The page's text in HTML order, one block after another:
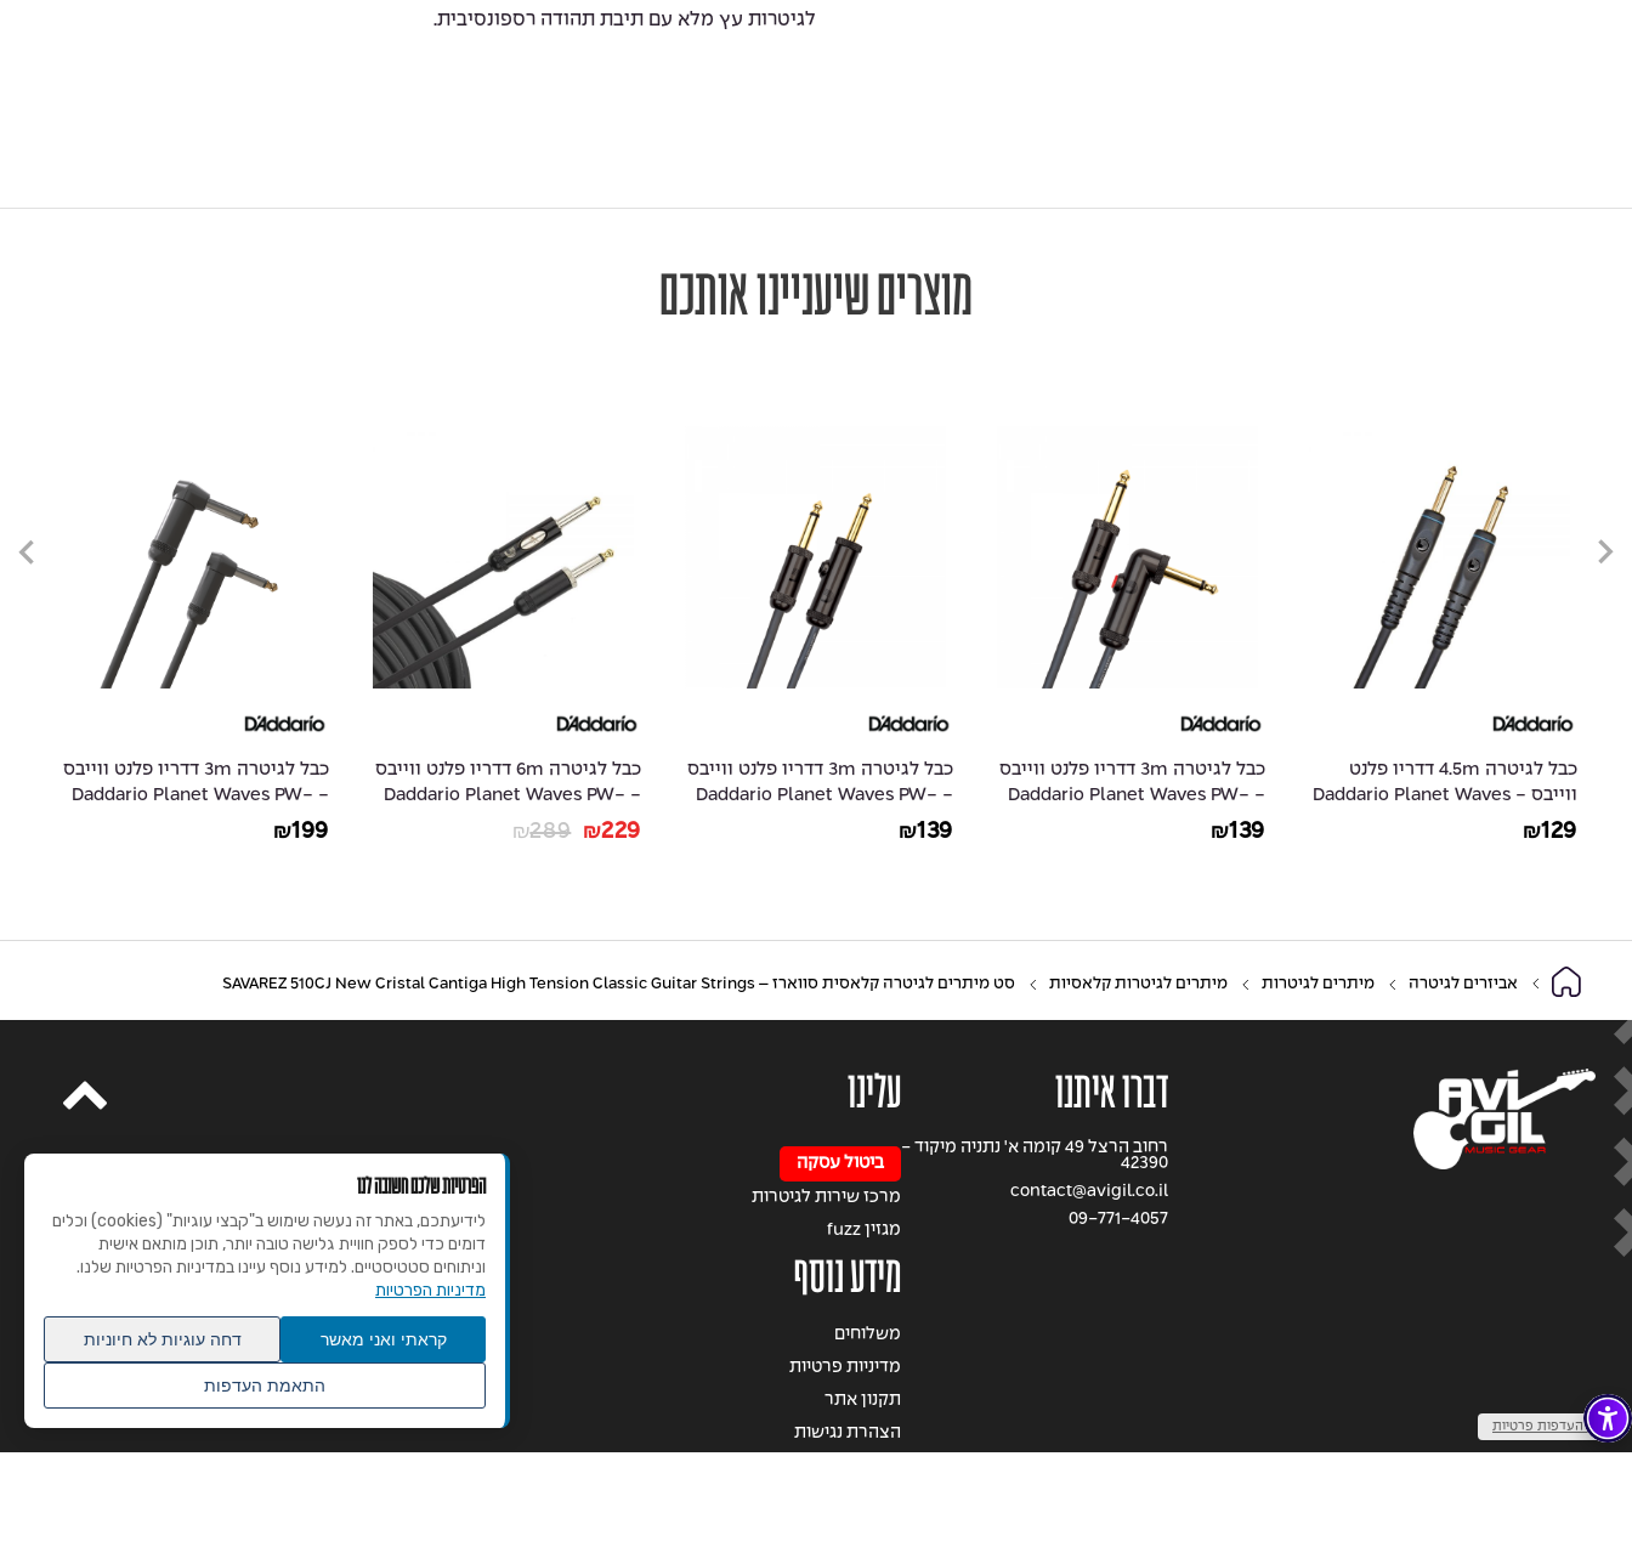
לגיטרות עץ מלא עם תיבת תהודה רספונסיבית.
מוצרים שיעניינו אותכם
כבל לגיטרה 4.5m דדריו פלנט
ווייבס - Daddario Planet Waves
PW-G-15
₪129
כבל לגיטרה 3m דדריו פלנט ווייבס
- Daddario Planet Waves PW-
AGLRA-10
₪139
כבל לגיטרה 3m דדריו פלנט ווייבס
- Daddario Planet Waves PW-
AGL-10
₪139
כבל לגיטרה 6m דדריו פלנט ווייבס
- Daddario Planet Waves PW-
AMSK-20
₪289 ₪229
כבל לגיטרה 3m דדריו פלנט ווייבס
- Daddario Planet Waves PW-
AMSGRR-10
₪199
אביזרים לגיטרה מיתרים לגיטרות מיתרים לגיטרות קלאסיות סט מיתרים לגיטרה קלאסית סווארז – SAVAREZ 510CJ New Cristal Cantiga High Tension Classic Guitar Strings
דברו איתנו
רחוב הרצל 49 קומה א' נתניה מיקוד -
42390
contact@avigil.co.il
09-771-4057
עלינו
ביטול עסקה
מרכז שירות לגיטרות
מגזין fuzz
מידע נוסף
משלוחים
מדיניות פרטיות
תקנון אתר
הצהרת נגישות
הפרטיות שלכם חשובה לנו
לידיעתכם, באתר זה נעשה שימוש ב"קבצי עוגיות" (cookies) וכלים
דומים כדי לספק חוויית גלישה טובה יותר, תוכן מותאם אישית
וניתוחים סטטיסטיים. למידע נוסף עיינו במדיניות הפרטיות שלנו.
מדיניות הפרטיות
קראתי ואני מאשר דחה עוגיות לא חיוניות
התאמת העדפות
שנו העדפות פרטיות